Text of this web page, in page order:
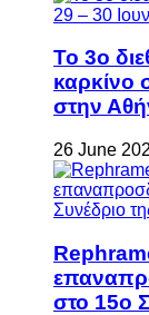
Το 3ο
καρκίνο
στην
26 June
στο 15ο